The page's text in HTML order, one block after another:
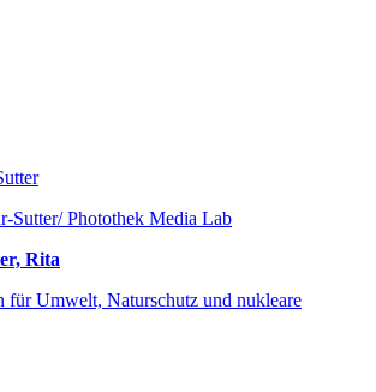
Sutter/ Photothek Media Lab
Rita
für Umwelt, Naturschutz und nukleare